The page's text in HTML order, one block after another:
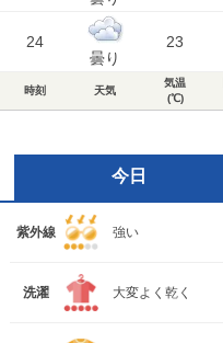
24
曇り
23
時刻 天気
気温
(℃)
今日
紫外線 強い
洗濯 大変よく乾く